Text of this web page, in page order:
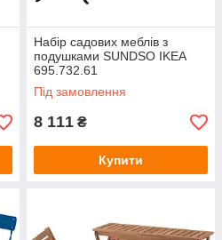
Набір садових меблів з
подушками SUNDSO IKEA
695.732.61
Під замовлення
8 111 ₴
Купити